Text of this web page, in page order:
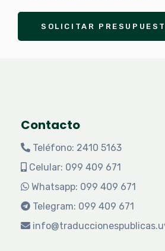
SOLICITAR
Contacto
Teléfono: 2410 5163
Celular: 099 409 671
Whatsapp: 099 409 671
Telegram: 099 409 671